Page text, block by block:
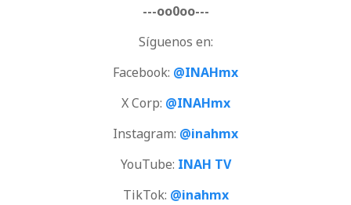
---oo0oo---
Síguenos en:
Facebook: @INAHmx
X Corp: @INAHmx
Instagram: @inahmx
YouTube: INAH TV
TikTok: @inahmx